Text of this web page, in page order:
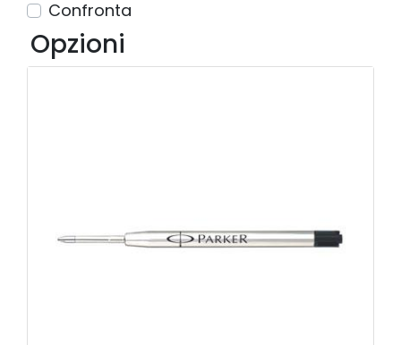
Confronta
Opzioni